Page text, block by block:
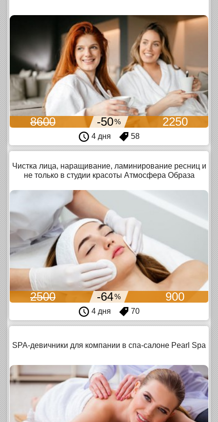
8600 -50% 2250
4 дня 58
Чистка лица, наращивание, ламинирование ресниц и
не только в студии красоты Атмосфера Образа
2500 -64% 900
4 дня 70
SPA-девичники для компании в спа-салоне Pearl Spa